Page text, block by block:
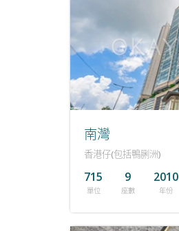
南灣
香港仔(包括鴨脷洲)
715
單位
9
座數
2010
年份